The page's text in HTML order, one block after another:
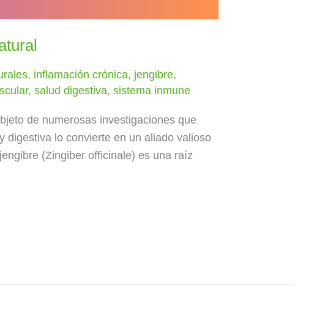
, inflamación crónica, jengibre,
,salud digestiva,sistema inmune
de numerosas investigaciones que
digestiva lo convierte en un aliado valioso
(Zingiber officinale) es una raíz